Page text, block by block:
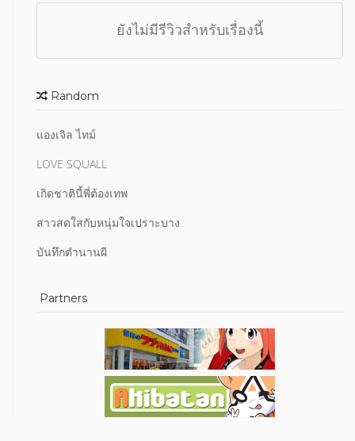
ยังไม่มีรีวิวสำหรับเรื่องนี้
Random
แองเจิล ไทม์
LOVE SQUALL
เกิดชาตินี้พี่ต้องเทพ
สาวสดใสกับหนุ่มใจเปราะบาง
บันทึกตำนานผี
Partners